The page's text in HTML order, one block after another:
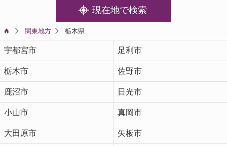
現在地で検索
関東地方 栃木県
宇都宮市 足利市
栃木市 佐野市
鹿沼市 日光市
小山市 真岡市
大田原市 矢板市